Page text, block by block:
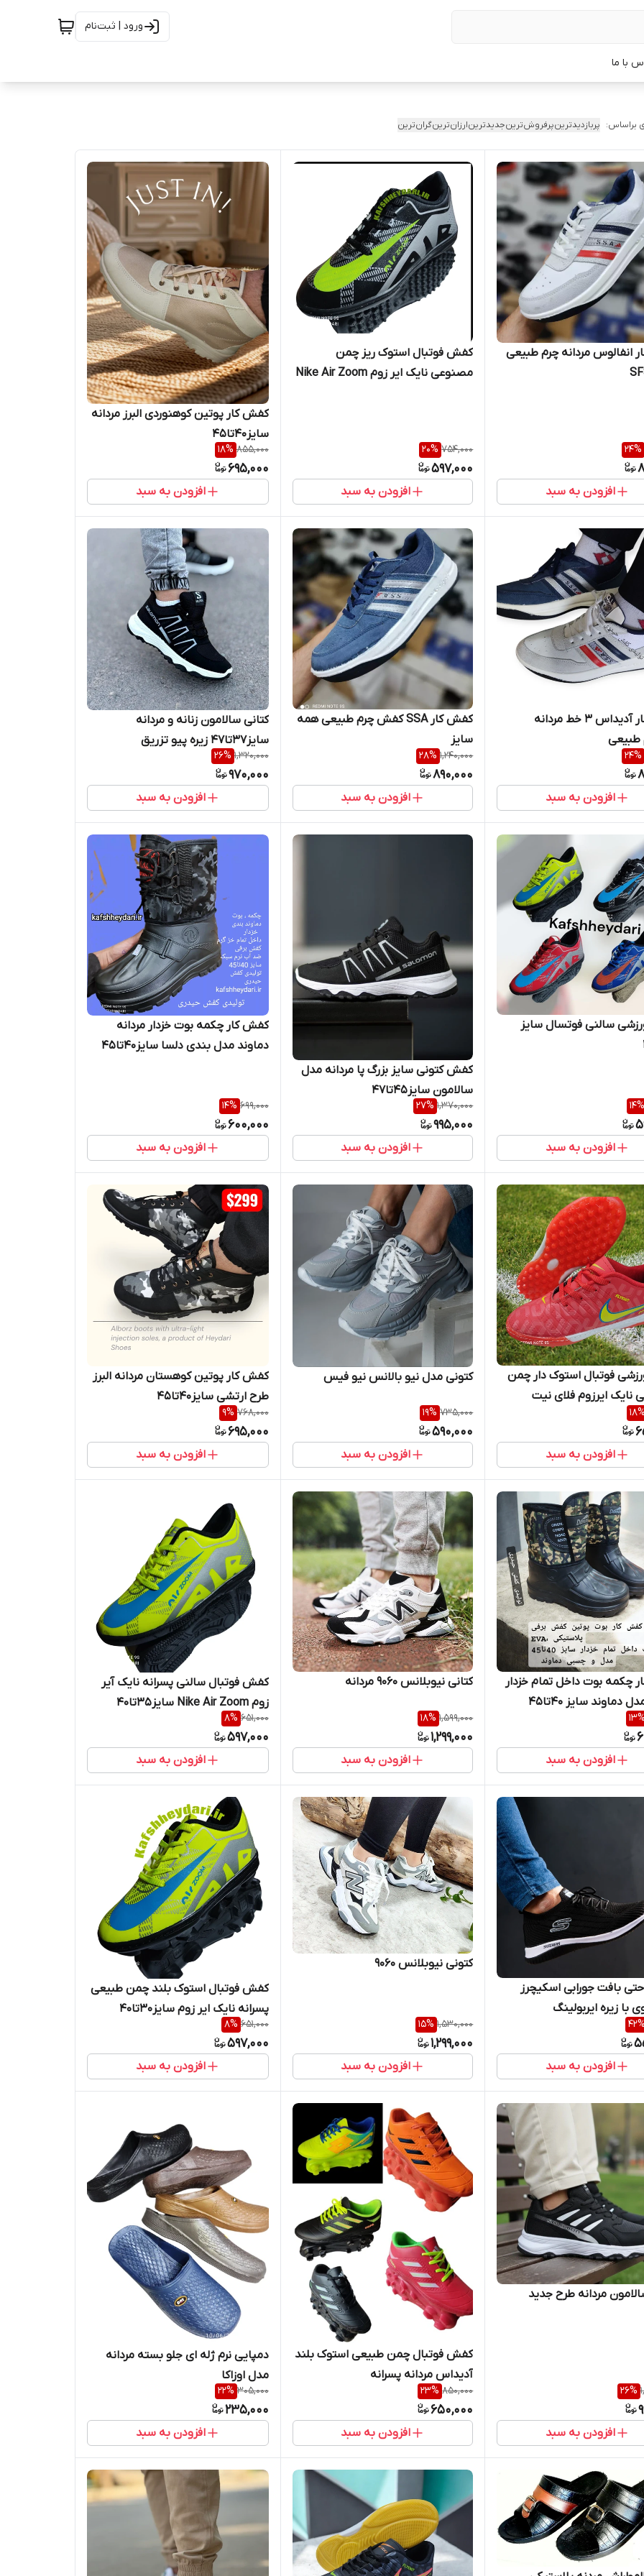
ورود | ثبت‌نام
با ما
براساس: پربازدیدترینپرفروش‌ترینجدیدترینارزان‌ترینگران‌ترین
انفالوس مردانه چرم طبیعی
24%
افزودن به سبد
کفش فوتبال استوک ریز چمن
مصنوعی نایک ایر زوم Nike Air Zoom
754,000
20%
597,000
افزودن به سبد
کفش کار پوتین کوهنوردی البرز مردانه
سایز40تا45
855,000
18%
695,000
افزودن به سبد
کفش کار آدیداس 3 خط مردانه
24%
افزودن به سبد
کفش کار SSA کفش چرم طبیعی همه
سایز
1,240,000
28%
890,000
افزودن به سبد
کتانی سالامون زنانه و مردانه
سایز37تا47 زیره پیو تزریق
1,320,000
26%
970,000
افزودن به سبد
سالنی فوتسال سایز
14%
افزودن به سبد
کفش کتونی سایز بزرگ پا مردانه مدل
سالامون سایز45تا47
1,370,000
27%
995,000
افزودن به سبد
کفش کار چکمه بوت خزدار مردانه
دماوند مدل بندی دلسا سایز40تا45
699,000
14%
600,000
افزودن به سبد
فوتبال استوک دار چمن
نایک ایرزوم فلای نیت
18%
افزودن به سبد
کتونی مدل نیو بالانس نیو فیس
735,000
19%
590,000
افزودن به سبد
کفش کار پوتین کوهستان مردانه البرز
طرح ارتشی سایز40تا45
768,000
9%
695,000
افزودن به سبد
چکمه بوت داخل تمام خزدار
دماوند سایز 40تا۴۵
13%
افزودن به سبد
کتانی نیوبلانس 9060 مردانه
1,599,000
18%
1,299,000
افزودن به سبد
کفش فوتبال سالنی پسرانه نایک آیر
زوم Nike Air Zoom سایز35تا40
651,000
8%
597,000
افزودن به سبد
بافت جورابی اسکیچرز
با زیره ایربولینگ
42%
افزودن به سبد
کتونی نیوبلانس 9060
1,530,000
15%
1,299,000
افزودن به سبد
کفش فوتبال استوک بلند چمن طبیعی
پسرانه نایک ایر زوم سایز30تا40
651,000
8%
597,000
افزودن به سبد
مردانه طرح جدید
26%
افزودن به سبد
کفش فوتبال چمن طبیعی استوک بلند
آدیداس مردانه پسرانه
850,000
23%
650,000
افزودن به سبد
دمپایی نرم ژله ای جلو بسته مردانه
مدل اوزاکا
305,000
22%
235,000
افزودن به سبد